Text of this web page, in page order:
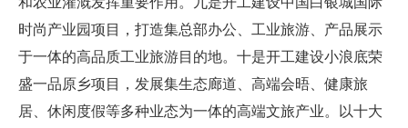
时尚产业园项目，打造集总部办公、工业旅游、产品展示
于一体的高品质工业旅游目的地。十是开工建设小浪底荣
盛一品原乡项目，发展集生态廊道、高端会晤、健康旅
居、休闲度假等多种业态为一体的高端文旅产业。以十大